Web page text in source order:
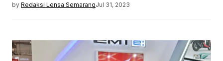
by Redaksi Lensa SemarangJul 31, 2023